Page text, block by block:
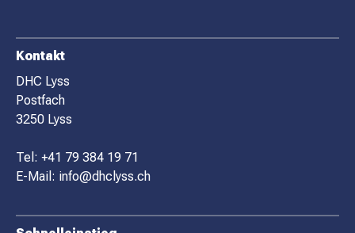
F
O
O
T
E
R
Kontakt
DHC Lyss
Postfach
3250 Lyss
Tel: +41 79 384 19 71
E-Mail: info@dhclyss.ch